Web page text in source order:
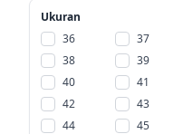
Ukuran
36
37
38
39
40
41
42
43
44
45